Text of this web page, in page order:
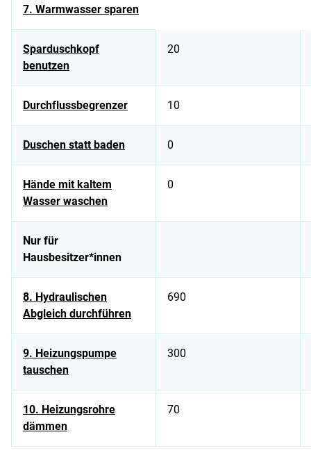
7. Warmwasser sparen
Sparduschkopf
benutzen
20
Durchflussbegrenzer 10
Duschen statt baden 0
Hände mit kaltem
Wasser waschen
0
Nur für
Hausbesitzer*innen
8. Hydraulischen
Abgleich durchführen
690
9. Heizungspumpe
tauschen
300
10. Heizungsrohre
dämmen
70